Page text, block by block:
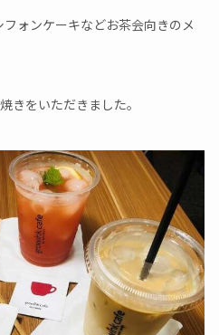
ォンケーキなどお茶会向きのメ
きをいただきました。